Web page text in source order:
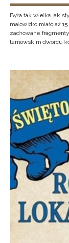
Była tak wielka jak
malowidło miało aż
zachowane
tarnowskim dworcu